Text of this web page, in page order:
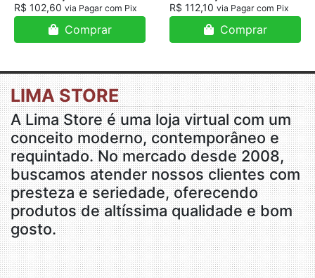
R$ 102,60 via Pagar com Pix
Comprar
R$ 112,10 via Pagar com Pix
Comprar
LIMA STORE
A Lima Store é uma loja virtual com um
conceito moderno, contemporâneo e
requintado. No mercado desde 2008,
buscamos atender nossos clientes com
presteza e seriedade, oferecendo
produtos de altíssima qualidade e bom
gosto.